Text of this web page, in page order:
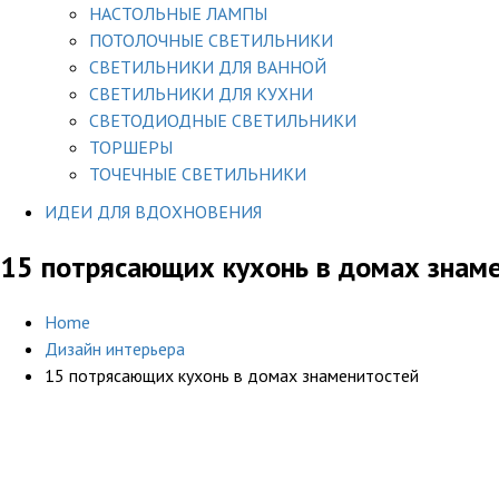
НАСТОЛЬНЫЕ ЛАМПЫ
ПОТОЛОЧНЫЕ СВЕТИЛЬНИКИ
СВЕТИЛЬНИКИ ДЛЯ ВАННОЙ
СВЕТИЛЬНИКИ ДЛЯ КУХНИ
СВЕТОДИОДНЫЕ СВЕТИЛЬНИКИ
ТОРШЕРЫ
ТОЧЕЧНЫЕ СВЕТИЛЬНИКИ
ИДЕИ ДЛЯ ВДОХНОВЕНИЯ
15 потрясающих кухонь в домах
Home
Дизайн интерьера
15 потрясающих кухонь в домах знаменитостей